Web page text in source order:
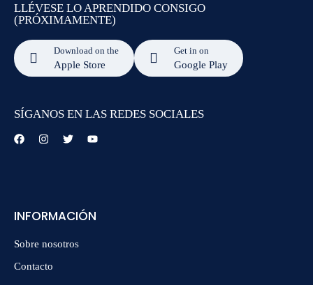
INFORMACIÓN
Sobre nosotros
Contacto
LLÉVESE LO APRENDIDO CONSIGO
(PRÓXIMAMENTE)
Download on the
Apple Store
Get in on
Google Play
SÍGANOS EN LAS REDES SOCIALES